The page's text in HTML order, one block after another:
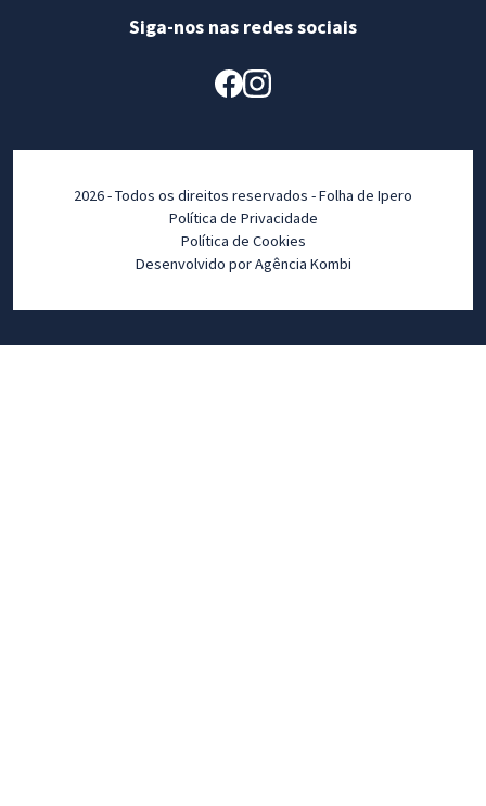
Siga-nos nas redes sociais
2026 - Todos os direitos reservados - Folha de Ipero
Política de Privacidade
Política de Cookies
Desenvolvido por Agência Kombi